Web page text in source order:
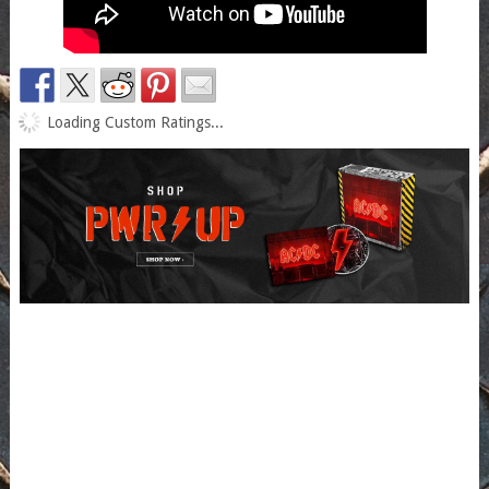
Loading Custom Ratings...